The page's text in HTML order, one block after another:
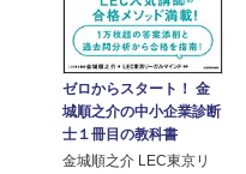
ゼロからスタート！ 金
城順之介の中小企業診断
士１冊目の教科書
金城順之介 LEC東京リ